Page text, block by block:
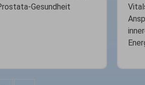
Gesundheit